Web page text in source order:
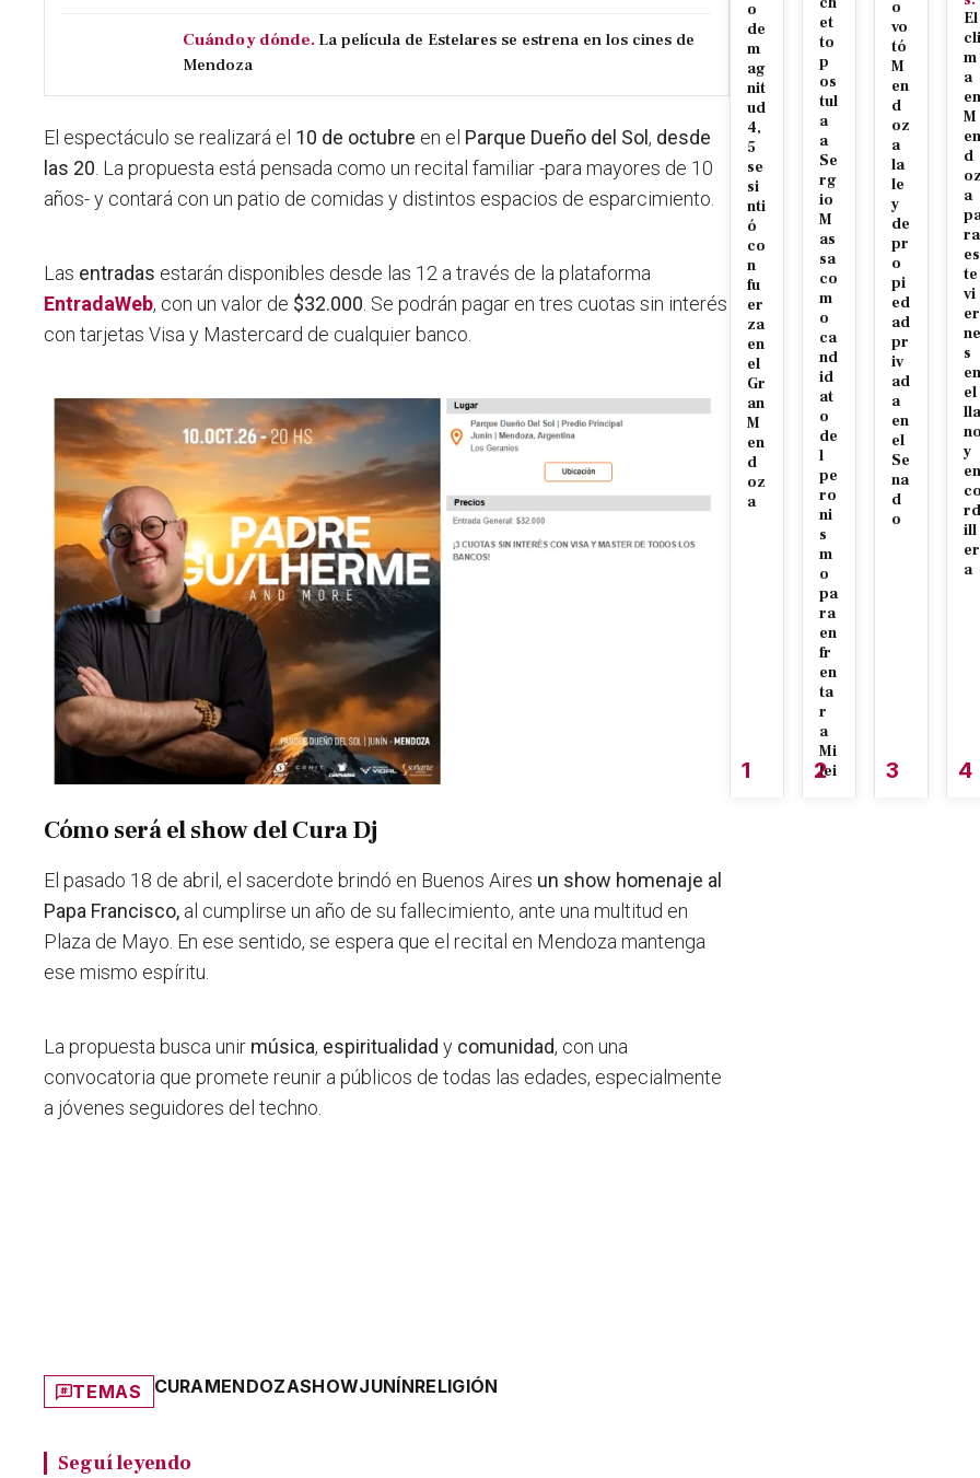
Cuándo y dónde. La película de Estelares se estrena en los cines de
Mendoza
El espectáculo se realizará el 10 de octubre en el Parque Dueño del Sol, desde
las 20 . La propuesta está pensada como un recital familiar -para mayores de 10
años- y contará con un patio de comidas y distintos espacios de esparcimiento.
Las entradas estarán disponibles desde las 12 a través de la plataforma
EntradaWeb, con un valor de $32.000 . Se podrán pagar en tres cuotas sin interés
con tarjetas Visa y Mastercard de cualquier banco.
Cómo será el show del Cura Dj
El pasado 18 de abril, el sacerdote brindó en Buenos Aires un show homenaje al
Papa Francisco, al cumplirse un año de su fallecimiento, ante una multitud en
Plaza de Mayo. En ese sentido, se espera que el recital en Mendoza mantenga
ese mismo espíritu.
La propuesta busca unir música, espiritualidady comunidad, con una
convocatoria que promete reunir a públicos de todas las edades, especialmente
a jóvenes seguidores del techno.
TEMAS CURAMENDOZASHOWJUNÍNRELIGIÓN
Seguí leyendo
o
de
m
ag
nit
ud
4,
5
se
si
nti
ó
co
n
fu
er
za
en
el
Gr
an
M
en
d
oz
a
1
et
to
p
os
tul
a
a
Se
rg
io
M
as
sa
co
m
o
ca
nd
id
at
o
de
l
pe
ro
ni
s
m
o
pa
ra
en
fr
en
ta
r
a
Mi
lei
2
o
vo
tó
M
en
d
oz
a
la
le
y
de
pr
o
pi
ed
ad
pr
iv
ad
a
en
el
Se
na
d
o
3
El
cli
m
a
en
M
en
d
a
ra
es
te
vi
er
ne
s
en
el
lla
y
en
rd
ill
er
a
4